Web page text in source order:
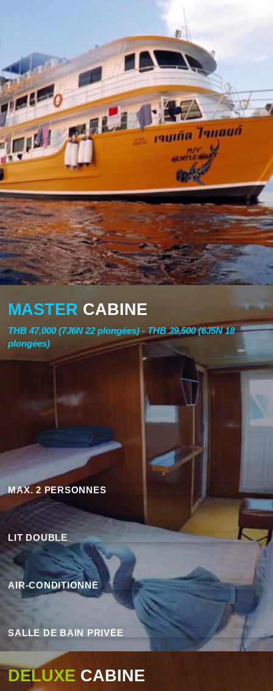
MASTER CABINE
THB 47,000 (7J6N 22 plongées) - THB 39,500 (6J5N 18
plongées)
MAX. 2 PERSONNES
LIT DOUBLE
AIR-CONDITIONNÉ
SALLE DE BAIN PRIVÉE
DELUXE CABINE